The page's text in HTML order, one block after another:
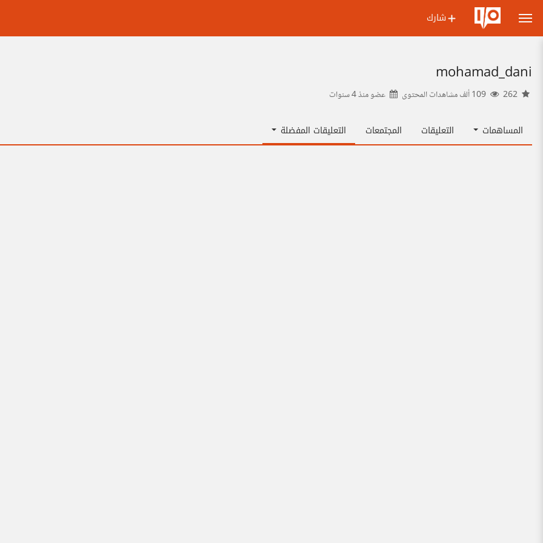
شارك
mohamad_dani
عضو منذ4 سنوات
المساهمات التعليقات المجتمعات التعليقات المفضلة